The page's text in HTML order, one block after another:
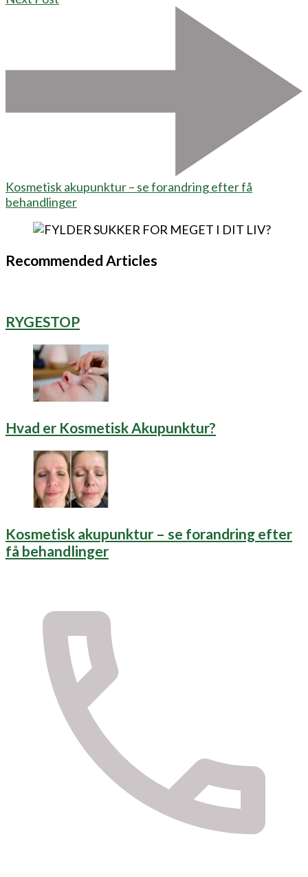
Kosmetisk akupunktur – se forandring efter få
behandlinger
Recommended Articles
RYGESTOP
Hvad er Kosmetisk Akupunktur?
Kosmetisk akupunktur – se forandring efter
få behandlinger